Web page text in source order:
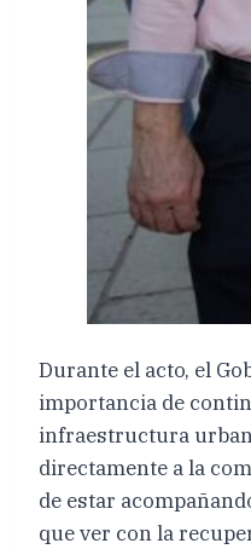
Durante el acto, el
importancia de
infraestructura
directamente a la
de estar
que ver con la